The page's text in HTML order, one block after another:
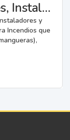
Fabricantes, Reparadores, Instaladores y Mantenedores de Instalaciones Fijas contra Incendios.
y
Incendios que